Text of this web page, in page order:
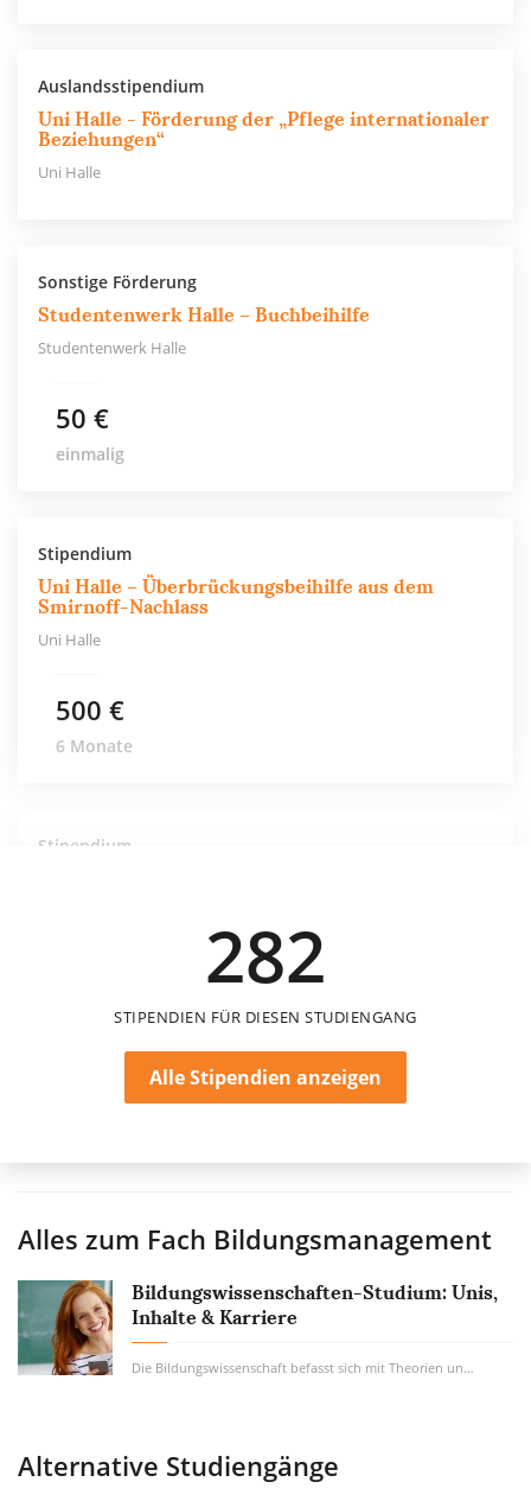
Auslandsstipendium
Uni Halle - Förderung der „Pflege internationaler
Beziehungen“
Uni Halle
Sonstige Förderung
Studentenwerk Halle – Buchbeihilfe
Studentenwerk Halle
50 €
einmalig
Stipendium
Uni Halle – Überbrückungsbeihilfe aus dem
Smirnoff-Nachlass
Uni Halle
500 €
6 Monate
Stipendium
282
STIPENDIEN FÜR DIESEN STUDIENGANG
Alle Stipendien anzeigen
Alles zum Fach Bildungsmanagement
Bildungswissenschaften-Studium: Unis,
Inhalte & Karriere
Die Bildungswissenschaft befasst sich mit Theorien und praktischen Erkenntnissen rund um...
Alternative Studiengänge